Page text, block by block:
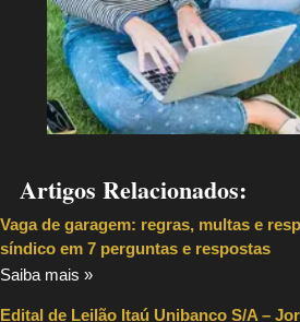
Artigos Relacionados:
Vaga de garagem: regras, multas e
síndico em 7 perguntas e respostas
Saiba mais »
Edital de Leilão Itaú Unibanco S/A –